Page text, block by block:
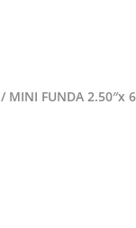
/ MINI FUNDA 2.50″x